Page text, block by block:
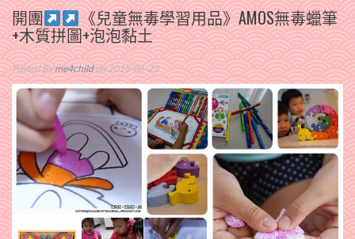
開團 《兒童無毒學習用品》AMOS無毒蠟筆
+木質拼圖+泡泡黏土
Posted Byme4childon 2015-06-23